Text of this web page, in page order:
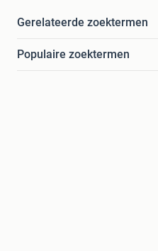
Gerelateerde zoektermen
Populaire zoektermen